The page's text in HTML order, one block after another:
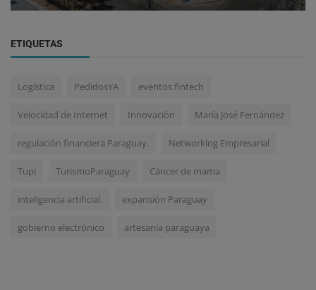
ETIQUETAS
Logística PedidosYA eventos fintech
Velocidad de Internet Innovación María José Fernández
regulación financiera Paraguay. Networking Empresarial
Tupi TurismoParaguay Cáncer de mama
inteligencia artificial. expansión Paraguay
gobierno electrónico artesanía paraguaya